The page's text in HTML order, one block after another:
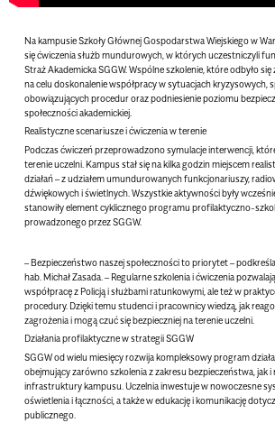
Na kampusie Szkoły Głównej Gospodarstwa Wiejskiego w
się ćwiczenia służb mundurowych, w których uczestniczyli
Straż Akademicka SGGW. Wspólne szkolenie, które odbyło się
na celu doskonalenie współpracy w sytuacjach kryzysowych,
obowiązujących procedur oraz podniesienie poziomu
społeczności akademickiej.
Realistyczne scenariusze i ćwiczenia w terenie
Podczas ćwiczeń przeprowadzono symulacje interwencji,
terenie uczelni. Kampus stał się na kilka godzin miejscem
działań – z udziałem umundurowanych funkcjonariuszy,
dźwiękowych i świetlnych. Wszystkie aktywności były
stanowiły element cyklicznego programu profilaktyczno-
prowadzonego przez SGGW.
–Bezpieczeństwo naszej społeczności to priorytet–
hab.Michał Zasada . – Regularne szkolenia i ćwiczenia
współpracę z Policją i służbami ratunkowymi, ale też w
procedury. Dzięki temu studenci i pracownicy wiedzą, jak
zagrożenia i mogą czuć się bezpieczniej na terenie uczelni.
Działania profilaktyczne w strategii SGGW
SGGW od wielu miesięcy rozwija kompleksowy program
obejmujący zarówno szkolenia z zakresu bezpieczeństwa, jak i
infrastruktury kampusu. Uczelnia inwestuje w nowoczesne
oświetlenia i łączności, a także w edukację i komunikację
publicznego.